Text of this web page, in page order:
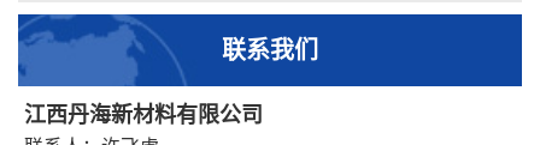
联系我们
江西丹海新材料有限公司